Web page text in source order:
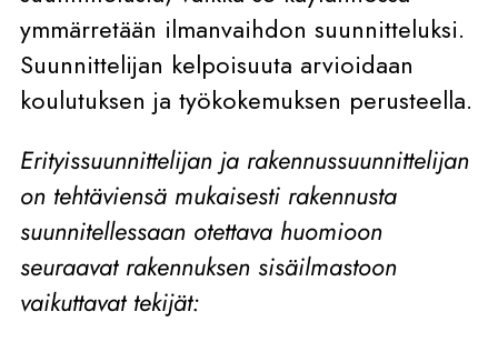
ymmärretään ilmanvaihdon suunnitteluksi.
Suunnittelijan kelpoisuuta arvioidaan
koulutuksen ja työkokemuksen perusteella.
Erityissuunnittelijan ja rakennussuunnittelijan
on tehtäviensä mukaisesti rakennusta
suunnitellessaan otettava huomioon
seuraavat rakennuksen sisäilmastoon
vaikuttavat tekijät: